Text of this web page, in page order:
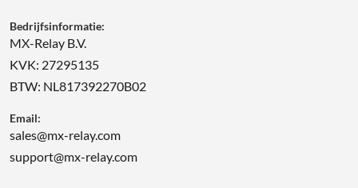
Bedrijfsinformatie:
MX-Relay B.V.
KVK: 27295135
BTW: NL817392270B02
Email:
sales@mx-relay.com
support@mx-relay.com